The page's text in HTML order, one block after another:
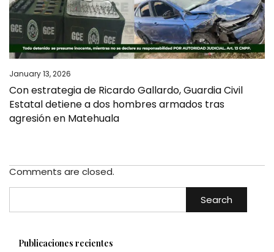
January 13, 2026
Con estrategia de Ricardo Gallardo, Guardia Civil
Estatal detiene a dos hombres armados tras
agresión en Matehuala
Comments are closed.
Search
Publicaciones recientes